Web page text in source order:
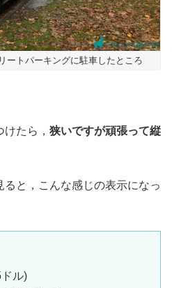
ートパーキングに駐車したところ
たら， 狭いですが頑張って縦
ると，こんな感じの表示になっ
ル)